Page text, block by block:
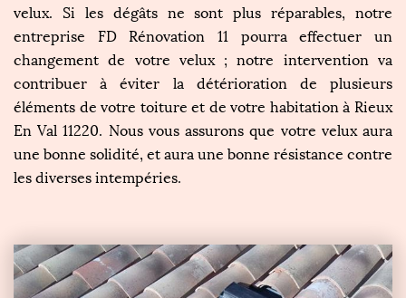
velux. Si les dégâts ne sont plus réparables, notre
entreprise FD Rénovation 11 pourra effectuer un
changement de votre velux ; notre intervention va
contribuer à éviter la détérioration de plusieurs
éléments de votre toiture et de votre habitation à Rieux
En Val 11220. Nous vous assurons que votre velux aura
une bonne solidité, et aura une bonne résistance contre
les diverses intempéries.